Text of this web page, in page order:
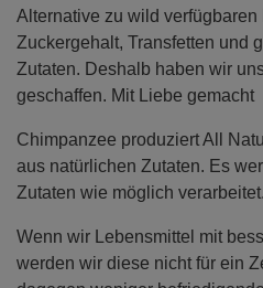
Alternative zu wild
Zuckergehalt, Transfetten und
Zutaten. Deshalb haben wir
geschaffen. Mit Liebe gemacht
Chimpanzee produziert All
aus natürlichen Zutaten. Es
Zutaten wie möglich verarbeitet.
Wenn wir Lebensmittel mit
werden wir diese nicht für ein